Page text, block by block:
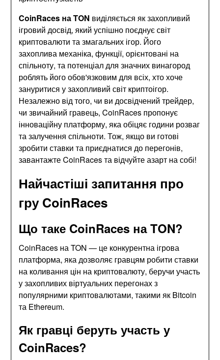
CoinRaces на TON виділяється як захопливий
ігровий досвід, який успішно поєднує світ
криптовалюти та змагальних ігор. Його
захоплива механіка, функції, орієнтовані на
спільноту, та потенціал для значних винагород
роблять його обов'язковим для всіх, хто хоче
зануритися у захопливий світ криптоігор.
Незалежно від того, чи ви досвідчений трейдер,
чи звичайний гравець, CoinRaces пропонує
інноваційну платформу, яка обіцяє години розваг
та залучення спільноти. Тож, якщо ви готові
зробити ставки та приєднатися до перегонів,
завантажте CoinRaces та відчуйте азарт на собі!
Найчастіші запитання про
гру CoinRaces
Що таке CoinRaces на TON?
CoinRaces на TON — це конкурентна ігрова
платформа, яка дозволяє гравцям робити ставки
на коливання цін на криптовалюту, беручи участь
у захопливих віртуальних перегонах з
популярними криптовалютами, такими як Bitcoin
та Ethereum.
Як гравці беруть участь у
CoinRaces?